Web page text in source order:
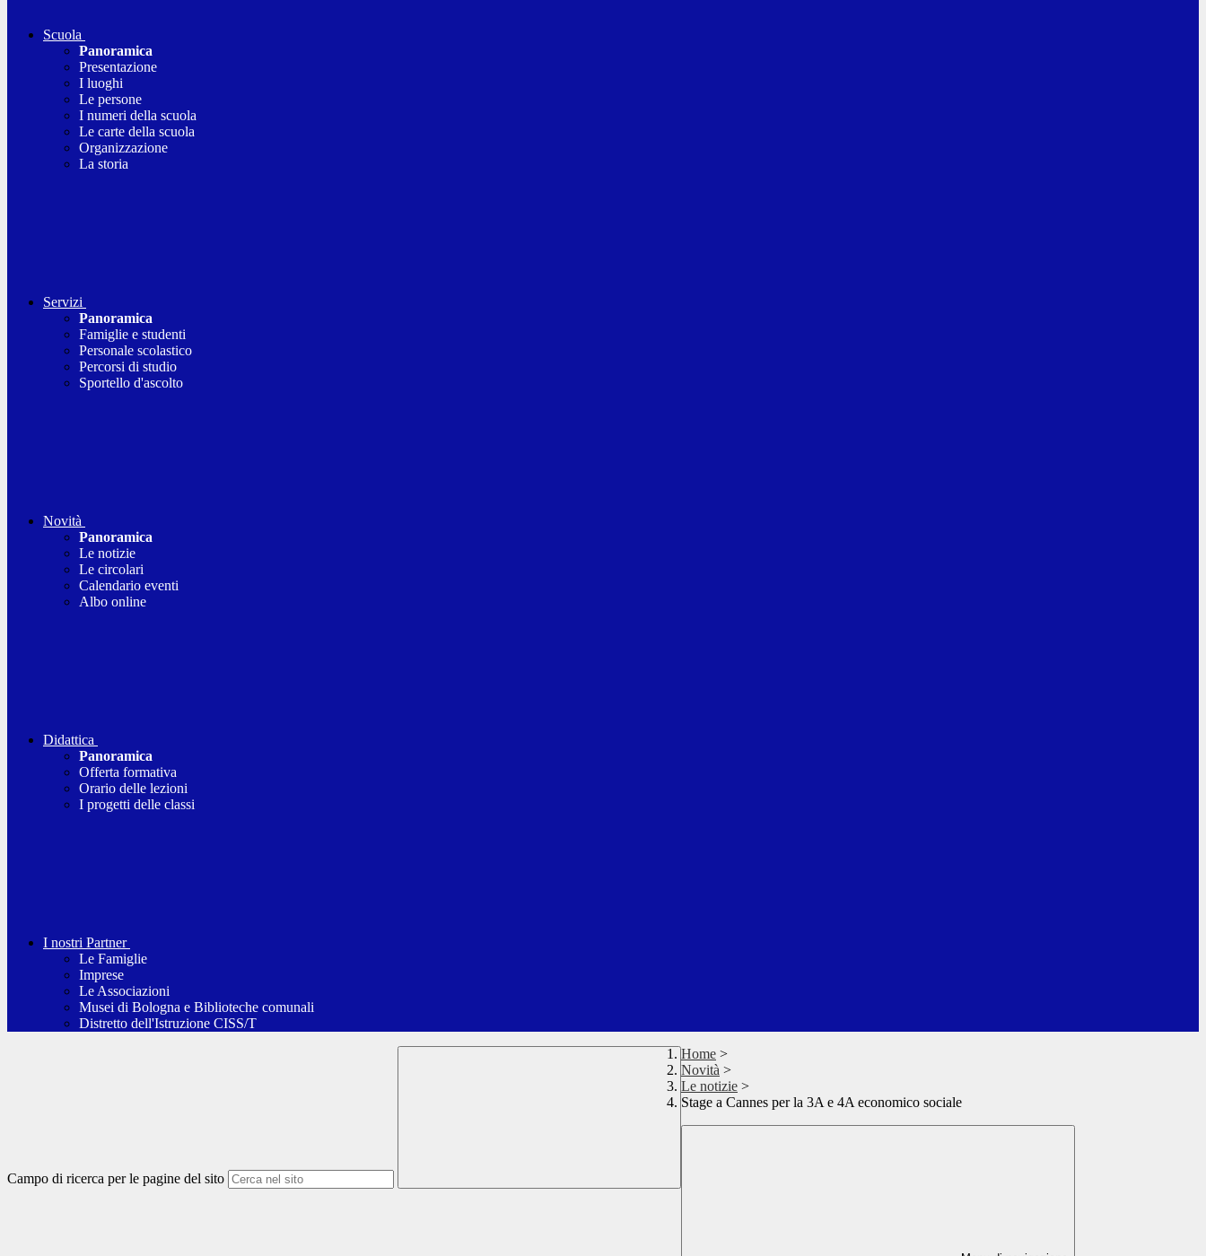
Scuola
Panoramica
Presentazione
I luoghi
Le persone
I numeri della scuola
Le carte della scuola
Organizzazione
La storia
Servizi
Panoramica
Famiglie e studenti
Personale scolastico
Percorsi di studio
Sportello d'ascolto
Novità
Panoramica
Le notizie
Le circolari
Calendario eventi
Albo online
Didattica
Panoramica
Offerta formativa
Orario delle lezioni
I progetti delle classi
I nostri Partner
Le Famiglie
Imprese
Le Associazioni
Musei di Bologna e Biblioteche comunali
Distretto dell'Istruzione CISS/T
Campo di ricerca per le pagine del sito
Home >
Novità >
Le notizie >
Stage a Cannes per la 3A e 4A economico sociale